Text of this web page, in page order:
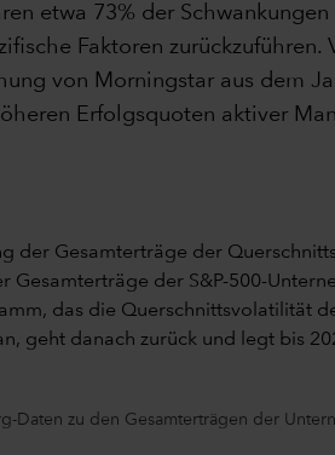
etwa 73% der
Faktoren zurückzuführen.
von Morningstar aus dem
Erfolgsquoten aktiver
zu den Gesamterträgen der